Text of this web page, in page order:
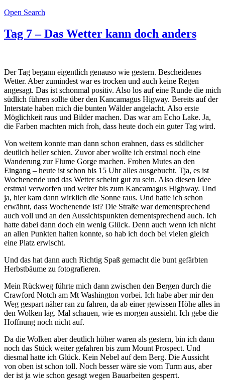
Open Search
Tag 7 – Das Wetter kann doch anders
Der Tag begann eigentlich genauso wie gestern. Bescheidenes
Wetter. Aber zumindest war es trocken und auch keine Regen
angesagt. Das ist schonmal positiv. Also los auf eine Runde die mich
südlich führen sollte über den Kancamagus Higway. Bereits auf der
Interstate haben mich die bunten Wälder angelacht. Also erste
Möglichkeit raus und Bilder machen. Das war am Echo Lake. Ja,
die Farben machten mich froh, dass heute doch ein guter Tag wird.
Von weitem konnte man dann schon erahnen, dass es südlicher
deutlich heller schien. Zuvor aber wollte ich erstmal noch eine
Wanderung zur Flume Gorge machen. Frohen Mutes an den
Eingang – heute ist schon bis 15 Uhr alles ausgebucht. Tja, es ist
Wochenende und das Wetter scheint gut zu sein. Also diesen Idee
erstmal verworfen und weiter bis zum Kancamagus Highway. Und
ja, hier kam dann wirklich die Sonne raus. Und hatte ich schon
erwähnt, dass Wochenende ist? Die Straße war dementsprechend
auch voll und an den Aussichtspunkten dementsprechend auch. Ich
hatte dabei dann doch ein wenig Glück. Denn auch wenn ich nicht
an allen Punkten halten konnte, so hab ich doch bei vielen gleich
eine Platz erwischt.
Und das hat dann auch Richtig Spaß gemacht die bunt gefärbten
Herbstbäume zu fotografieren.
Mein Rückweg führte mich dann zwischen den Bergen durch die
Crawford Notch am Mt Washington vorbei. Ich habe aber mir den
Weg gespart näher ran zu fahren, da ab einer gewissen Höhe alles in
den Wolken lag. Mal schauen, wie es morgen aussieht. Ich gebe die
Hoffnung noch nicht auf.
Da die Wolken aber deutlich höher waren als gestern, bin ich dann
noch das Stück weiter gefahren bis zum Mount Prospect. Und
diesmal hatte ich Glück. Kein Nebel auf dem Berg. Die Aussicht
von oben ist schon toll. Noch besser wäre sie vom Turm aus, aber
der ist ja wie schon gesagt wegen Bauarbeiten gesperrt.